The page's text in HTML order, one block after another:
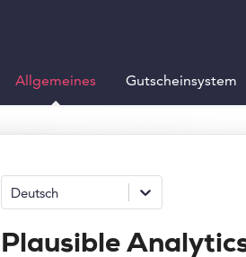
Allgemeines Gutscheinsystem
Deutsch
Plausible